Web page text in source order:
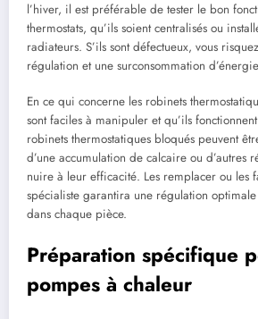
l’hiver, il est préférable de tester le bon
thermostats, qu’ils soient centralisés ou
radiateurs. S’ils sont défectueux, vous
régulation et une surconsommation
En ce qui concerne les robinets
sont faciles à manipuler et qu’ils
robinets thermostatiques bloqués peuvent
d’une accumulation de calcaire ou d’autres
nuire à leur efficacité. Les remplacer ou les
spécialiste garantira une régulation
dans chaque pièce.
Préparation spécifique
pompes à chaleur